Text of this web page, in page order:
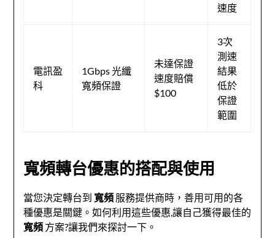
速度
電訊盈
科
1Gbps 光纖
寬頻保證
未達保證
速度賠償
$100
3次
測速
結果
低於
保證
範圍
寬頻轉台優惠的搭配與使用
當您決定轉台到 寬頻 服務提供商時，善用可用的各
種優惠是關鍵。如何利用這些優惠,讓自己獲得最佳的
寬頻 方案?讓我們來探討一下。